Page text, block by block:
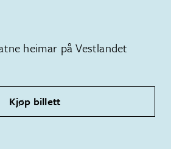
Kjøp billett
heimar på Vestlandet